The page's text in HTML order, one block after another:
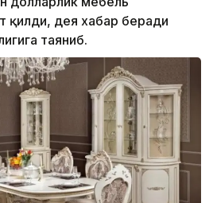
қилди, дея хабар беради
таяниб.